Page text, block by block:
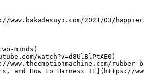
2021/03/
minds)
watch?v=d8UlBlPtAE0)
How to Harness It](https://